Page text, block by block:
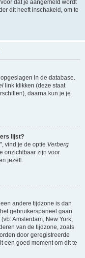
dat je aangemeld wordt
dit heeft inschakeld, om te
in de database.
link klikken (deze staat
daarna kun je je
lijst?
vind je de optie Verberg
onzichtbaar zijn voor
jezelf.
andere tijdzone is dan
gebruikerspaneel gaan
Amsterdam, New York,
van de tijdzone, zoals
door geregistreerde
een goed moment om dit te